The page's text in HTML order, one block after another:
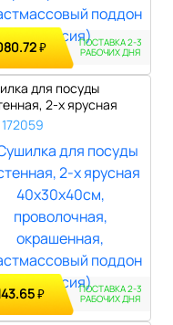
₽ ПОСТАВКА 2-3
РАБОЧИХ ДНЯ
для посуды
2-х ярусная
п..
₽ ПОСТАВКА 2-3
РАБОЧИХ ДНЯ